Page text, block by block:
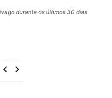
durante os últimos 30 dias